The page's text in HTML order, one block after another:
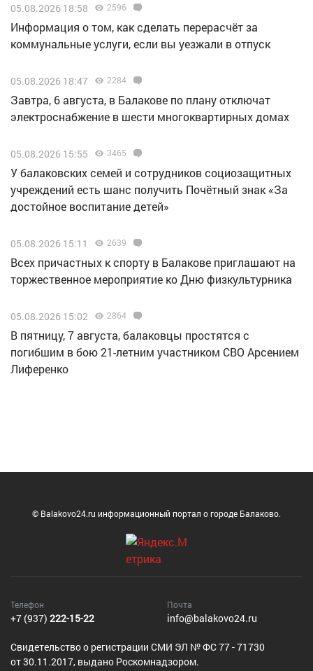
05.08.2026 18:58 2596
Информация о том, как сделать перерасчёт за
коммунальные услуги, если вы уезжали в отпуск
05.08.2026 18:47 2284
Завтра, 6 августа, в Балакове по плану отключат
электроснабжение в шести многоквартирных домах
05.08.2026 15:55 3465
У балаковских семей и сотрудников социозащитных
учреждений есть шанс получить Почётный знак «За
достойное воспитание детей»
05.08.2026 15:11 2639
Всех причастных к спорту в Балакове приглашают на
торжественное мероприятие ко Дню физкультурника
05.08.2026 15:02 2864
В пятницу, 7 августа, балаковцы простятся с
погибшим в бою 21-летним участником СВО Арсением
Лиференко
© Balakovo24.ru информационный портал о городе Балаково.
Телефон
+7 (937) 222-15-22
Почта
info@balakovo24.ru
Cвидетельство о регистрации СМИ ЭЛ № ФС 77 - 71730
от 30.11.2017, выдано Роскомнадзором.